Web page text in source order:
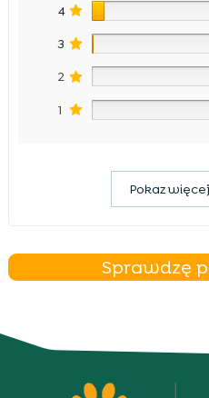
4
3
2
1
Pokaz więcej
Sprawdzę